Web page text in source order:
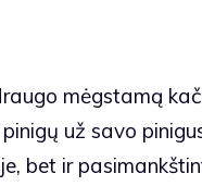
mėgstamą
už savo
bet ir